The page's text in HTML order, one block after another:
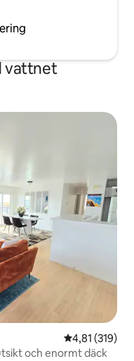
vattnet
4,81 av 5 i
4,81 (319)
och enormt däck